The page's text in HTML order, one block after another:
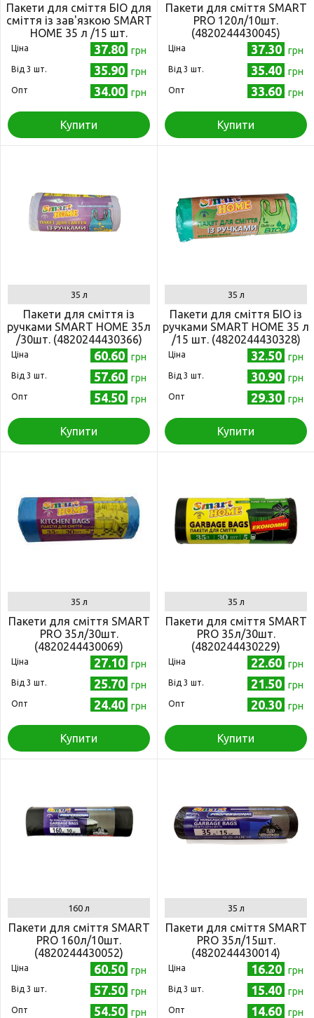
Пакети для сміття БІО для
сміття із зав'язкою SMART
HOME 35 л /15 шт.
(4820244430083)
Ціна 37.80 грн
Від 3 шт. 35.90 грн
Опт 34.00 грн
Купити
Пакети для сміття SMART
PRO 120л/10шт.
(4820244430045)
Ціна 37.30 грн
Від 3 шт. 35.40 грн
Опт 33.60 грн
Купити
35 л
Пакети для сміття із
ручками SMART HOME 35л
/30шт. (4820244430366)
Ціна 60.60 грн
Від 3 шт. 57.60 грн
Опт 54.50 грн
Купити
35 л
Пакети для сміття БІО із
ручками SMART HOME 35 л
/15 шт. (4820244430328)
Ціна 32.50 грн
Від 3 шт. 30.90 грн
Опт 29.30 грн
Купити
35 л
Пакети для сміття SMART
PRO 35л/30шт.
(4820244430069)
Ціна 27.10 грн
Від 3 шт. 25.70 грн
Опт 24.40 грн
Купити
35 л
Пакети для сміття SMART
PRO 35л/30шт.
(4820244430229)
Ціна 22.60 грн
Від 3 шт. 21.50 грн
Опт 20.30 грн
Купити
160 л
Пакети для сміття SMART
PRO 160л/10шт.
(4820244430052)
Ціна 60.50 грн
Від 3 шт. 57.50 грн
Опт 54.50 грн
35 л
Пакети для сміття SMART
PRO 35л/15шт.
(4820244430014)
Ціна 16.20 грн
Від 3 шт. 15.40 грн
Опт 14.60 грн